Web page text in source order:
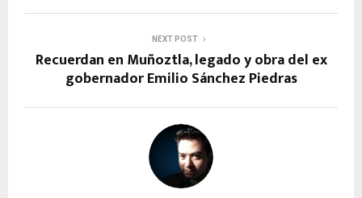
NEXT POST
Recuerdan en Muñoztla, legado y obra del ex
gobernador Emilio Sánchez Piedras